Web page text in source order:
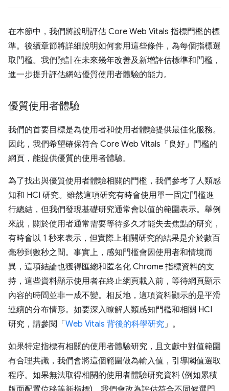
在本節中，我們將說明評估 Core Web Vitals 指標門檻的標
準。後續章節將詳細說明如何套用這些條件，為每個指標選
取門檻。我們預計在未來幾年改善及新增評估標準和門檻，
進一步提升評估網站優質使用者體驗的能力。
優質使用者體驗
我們的首要目標是為使用者和使用者體驗提供最佳化服務。
因此，我們希望確保符合 Core Web Vitals「良好」門檻的
網頁，能提供優質的使用者體驗。
為了找出與優質使用者體驗相關的門檻，我們參考了人類感
知和 HCI 研究。雖然這項研究有時會使用單一固定門檻進
行總結，但我們發現基礎研究通常會以值的範圍表示。舉例
來說，關於使用者通常需要等待多久才能失去焦點的研究，
有時會以 1 秒來表示，但實際上相關研究的結果是介於數百
毫秒到數秒之間。事實上，感知門檻會因使用者和情境而
異，這項結論也獲得匯總和匿名化 Chrome 指標資料的支
持，這些資料顯示使用者在終止網頁載入前，等待網頁顯示
內容的時間並非一成不變。相反地，這項資料顯示的是平滑
連續的分布情形。如要深入瞭解人類感知門檻和相關 HCI
研究，請參閱「 Web Vitals 背後的科學研究」。
如果特定指標有相關的使用者體驗研究，且文獻中對值範圍
有合理共識，我們會將這個範圍做為輸入值，引導閾值選取
程序。如果無法取得相關的使用者體驗研究資料 (例如累積